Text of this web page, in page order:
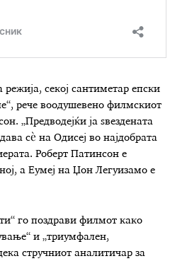
секој сантиметар епски
рече воодушевено филмскиот
„Предводејќи ја ѕвездената
сè на Одисеј во најдобрата
Роберт Патинсон е
а Еумеј на Џон Легуизамо е
го поздрави филмот како
и „триумфален,
стручниот аналитичар за